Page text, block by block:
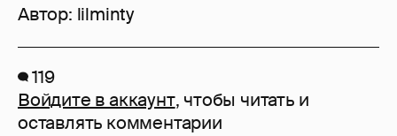
Автор: lilminty
119
Войдите в аккаунт, чтобы читать и
оставлять комментарии